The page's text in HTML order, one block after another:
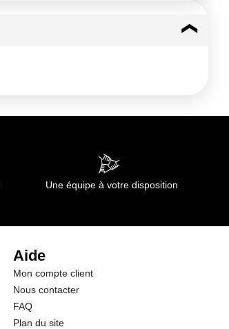
Une équipe à votre disposition
Aide
Mon compte client
Nous contacter
FAQ
Plan du site